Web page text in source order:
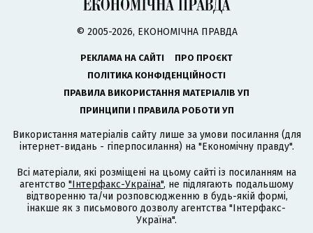
© 2005-2026, ЕКОНОМІЧНА ПРАВДА
РЕКЛАМА НА САЙТІ
ПРО ПРОЄКТ
ПОЛІТИКА КОНФІДЕНЦІЙНОСТІ
ПРАВИЛА ВИКОРИСТАННЯ МАТЕРІАЛІВ УП
ПРИНЦИПИ І ПРАВИЛА РОБОТИ УП
Використання матеріалів сайту лише за умови посилання (для
інтернет-видань - гіперпосилання) на "Економічну правду".
Всі матеріали, які розміщені на цьому сайті із посиланням на
агентство "Інтерфакс-Україна", не підлягають подальшому
відтворенню та/чи розповсюдженню в будь-якій формі,
інакше як з письмового дозволу агентства "Інтерфакс-
Україна".